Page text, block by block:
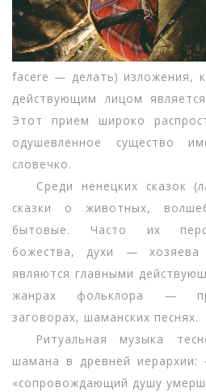
facere — делать) изложения,
действующим лицом
Этот прием широко
одушевленное существо
словечко.
Среди ненецких сказок
сказки о животных,
бытовые. Часто их
божества, духи —
являются главными
жанрах фольклора —
заговорах, шаманских песнях.
Ритуальная музыка
шамана в древней
«сопровождающий душу